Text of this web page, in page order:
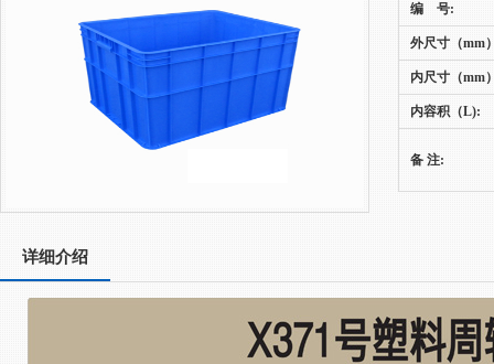
编 号:
外尺寸（mm
内尺寸（mm
内容积（L):
备 注:
详细介绍